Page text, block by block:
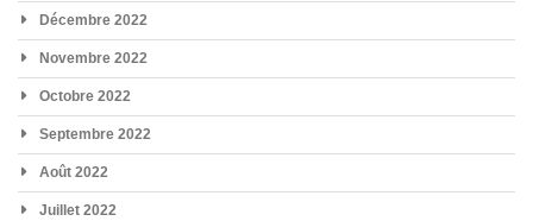
Décembre 2022
Novembre 2022
Octobre 2022
Septembre 2022
Août 2022
Juillet 2022